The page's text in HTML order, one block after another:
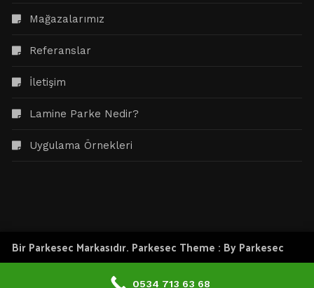
Mağazalarımız
Referanslar
İletişim
Lamine Parke Nedir?
Uygulama Örnekleri
Bir Parkesec Markasıdır. Parkesec Theme : ByParkesec
0534 713 63 68